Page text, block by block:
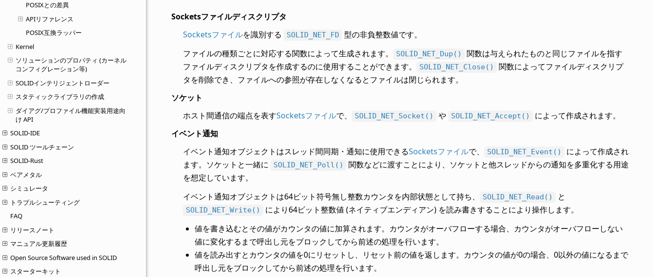
POSIXとの差異
APIリファレンス
POSIX互換ラッパー
Kernel
ソリューションのプロパティ (カーネル
コンフィグレーション等)
SOLIDインテリジェントローダー
スタティックライブラリの作成
ダイアグ/プロファイル機能実装用途向
け API
SOLID-IDE
SOLID ツールチェーン
SOLID-Rust
ベアメタル
シミュレータ
トラブルシューティング
FAQ
リリースノート
マニュアル更新履歴
Open Source Software used in SOLID
スターターキット
Socketsファイルディスクリプタ
Socketsファイルを識別する SOLID_NET_FD
型の非負整数値です。
ファイルの種類ごとに対応する関数によって生成されます。
SOLID_NET_Dup()
関数は与えられたものと同じファイルを指す
ファイルディスクリプタを作成するのに使用することができます。
SOLID_NET_Close()
関数によってファイルディスクリプ
タを削除でき、ファイルへの参照が存在しなくなるとファイルは閉じられます。
ソケット
ホスト間通信の端点を表すSocketsファイルで、 SOLID_NET_Socket() や SOLID_NET_Accept()
によって作成されます。
イベント通知
イベント通知オブジェクトはスレッド間同期・通知に使用できるSocketsファイルで、 SOLID_NET_Event()
によって作成され
ます。ソケットと一緒に
SOLID_NET_Poll()
関数などに渡すことにより、ソケットと他スレッドからの通知を多重化する用途
を想定しています。
イベント通知オブジェクトは64ビット符号無し整数カウンタを内部状態として持ち、
SOLID_NET_Read() と
SOLID_NET_Write()
により64ビット整数値 (ネイティブエンディアン) を読み書きすることにより操作します。
値を書き込むとその値がカウンタの値に加算されます。カウンタがオーバフローする場合、カウンタがオーバフローしない
値に変化するまで呼出し元をブロックしてから前述の処理を行います。
値を読み出すとカウンタの値を0にリセットし、リセット前の値を返します。カウンタの値が0の場合、0以外の値になるまで
呼出し元をブロックしてから前述の処理を行います。